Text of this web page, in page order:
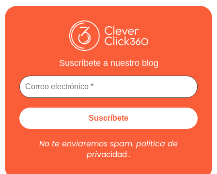
Suscríbete a nuestro blog
No te enviaremos spam. política de
privacidad.